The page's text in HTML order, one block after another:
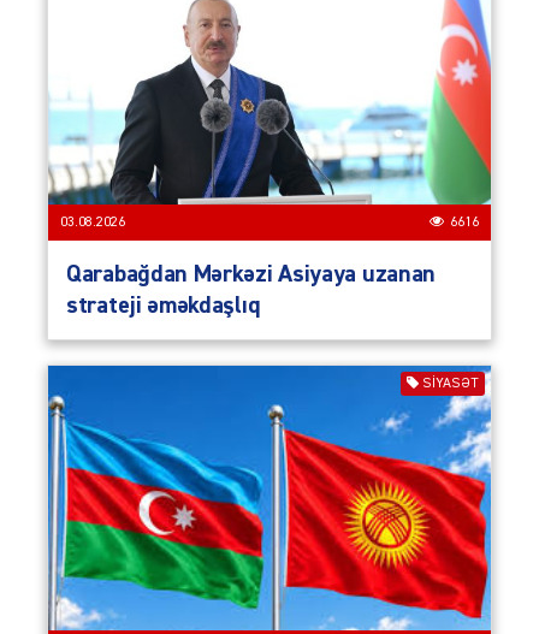
03.08.2026 6616
Qarabağdan Mərkəzi Asiyaya uzanan
strateji əməkdaşlıq
SIYASƏT